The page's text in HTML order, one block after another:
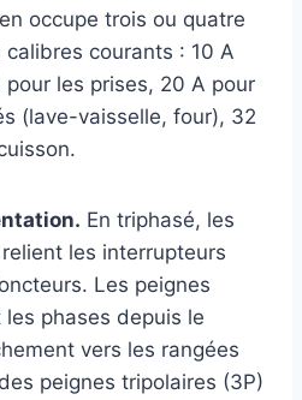
occupe trois ou quatre
courants : 10 A
pour les prises, 20 A pour
(lave-vaisselle, four), 32
En triphasé, les
les interrupteurs
Les peignes
phases depuis le
vers les rangées
peignes tripolaires (3P)